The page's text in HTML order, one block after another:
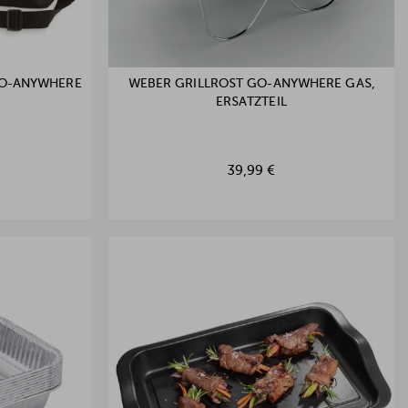
ANYWHERE
WEBER GRILLROST GO-ANYWHERE GAS,
ERSATZTEIL
39,99 €